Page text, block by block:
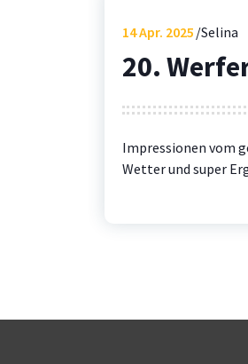
14Apr. 2025 Selina
20.
Impressionen vom
Wetter und super